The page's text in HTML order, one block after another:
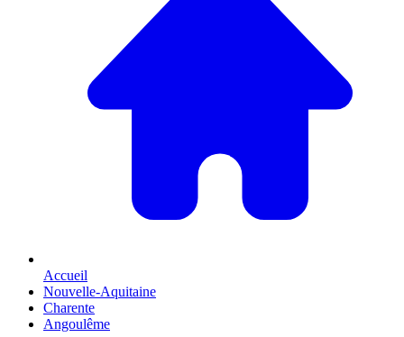
Accueil
Nouvelle-Aquitaine
Charente
Angoulême